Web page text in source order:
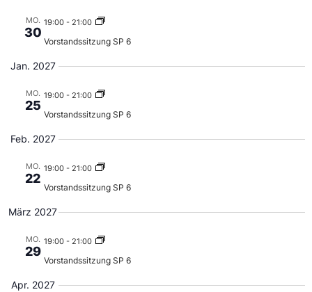
MO.
30
19:00 - 21:00
Vorstandssitzung SP 6
Jan. 2027
MO.
25
19:00 - 21:00
Vorstandssitzung SP 6
Feb. 2027
MO.
22
19:00 - 21:00
Vorstandssitzung SP 6
März 2027
MO.
29
19:00 - 21:00
Vorstandssitzung SP 6
Apr. 2027